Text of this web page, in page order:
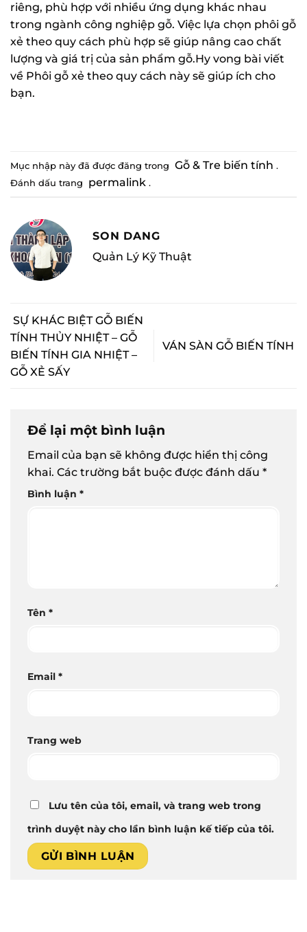
riêng, phù hợp với nhiều ứng dụng khác nhau
trong ngành công nghiệp gỗ. Việc lựa chọn phôi gỗ
xẻ theo quy cách phù hợp sẽ giúp nâng cao chất
lượng và giá trị của sản phẩm gỗ.Hy vong bài viết
về Phôi gỗ xẻ theo quy cách này sẽ giúp ích cho
bạn.
Mục nhập này đã được đăng trong Gỗ & Tre biến tính .
Đánh dấu trang
permalink .
SON DANG
Quản Lý Kỹ Thuật
SỰ KHÁC BIỆT GỖ BIẾN
TÍNH THỦY NHIỆT – GỖ
BIẾN TÍNH GIA NHIỆT –
GỖ XẺ SẤY
VÁN SÀN GỖ BIẾN TÍNH
Để lại một bình luận
Email của bạn sẽ không được hiển thị công
khai. Các trường bắt buộc được đánh dấu *
Bình luận *
Tên *
Email *
Trang web
Lưu tên của tôi, email, và trang web trong
trình duyệt này cho lần bình luận kế tiếp của tôi.